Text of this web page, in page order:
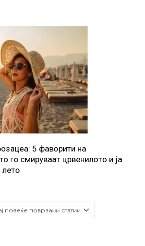
5 фаворити на
го смируваат црвенилото и ја
повеќе поврзани статии